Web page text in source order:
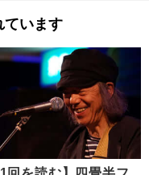
ています